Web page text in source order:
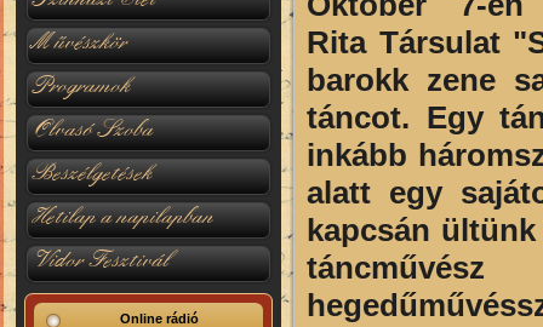
Művészkör
Programok
Olvasó Szoba
Beszélgetések
Hetilap a napilapban
Vidor Fesztivál
Online rádió
Rita Társulat
barokk zene
táncot. Egy
inkább
alatt egy
kapcsán